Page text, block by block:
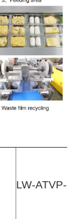
LW-ATVP-S/